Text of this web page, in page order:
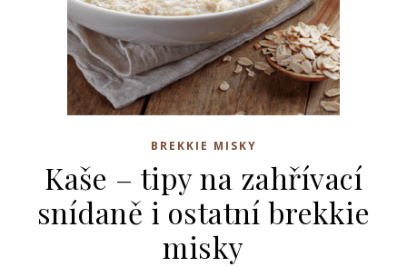
BREKKIE MISKY
Kaše – tipy na zahřívací
snídaně i ostatní brekkie
misky